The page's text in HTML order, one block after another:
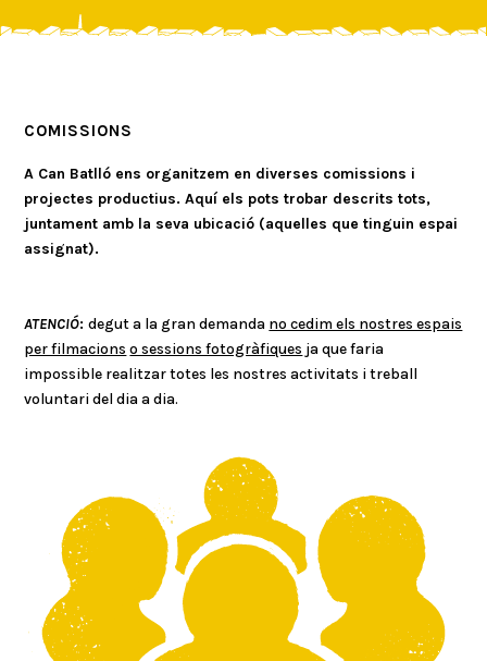
COMISSIONS
A Can Batlló ens organitzem en diverses comissions i
projectes productius. Aquí els pots trobar descrits tots,
juntament amb la seva ubicació (aquelles que tinguin espai
assignat).
ATENCIÓ:degut a la gran demanda no cedim els nostres espais
per filmacions o sessions fotogràfiques ja que faria
impossible realitzar totes les nostres activitats i treball
voluntari del dia a dia.